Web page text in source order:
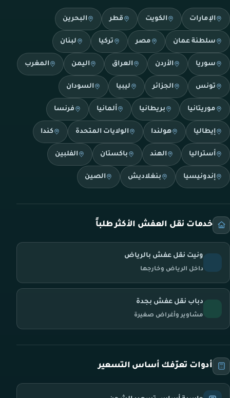
الإمارات الكويت قطر البحرين
سلطنة عمان مصر تركيا لبنان
سوريا الأردن العراق اليمن المغرب
تونس الجزائر ليبيا السودان
موريتانيا بريطانيا ألمانيا فرنسا
إيطاليا هولندا الولايات المتحدة كندا
أستراليا الهند باكستان الفلبين
إندونيسيا بنغلاديش الصين
خدمات نقل العفش الأكثر طلباً
ونيت نقل عفش بالرياض
داخل الرياض وخارجها
دباب نقل عفش بجدة
مشاوير وأغراض صغيرة
أدوات تعرّفك أساس التسعير